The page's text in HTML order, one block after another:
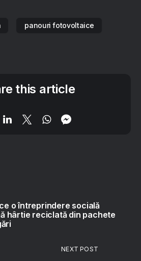
panouri fotovoltaice
this article
o întreprindere socială
hârtie reciclată din pachete
NEXT POST